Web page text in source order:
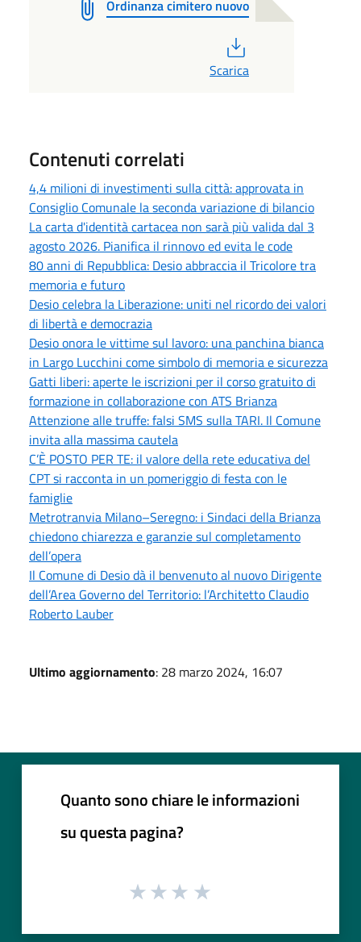
Ordinanza cimitero nuovo
Scarica
Contenuti correlati
4,4 milioni di investimenti sulla città: approvata in
Consiglio Comunale la seconda variazione di bilancio
La carta d'identità cartacea non sarà più valida dal 3
agosto 2026. Pianifica il rinnovo ed evita le code
80 anni di Repubblica: Desio abbraccia il Tricolore tra
memoria e futuro
Desio celebra la Liberazione: uniti nel ricordo dei valori
di libertà e democrazia
Desio onora le vittime sul lavoro: una panchina bianca
in Largo Lucchini come simbolo di memoria e sicurezza
Gatti liberi: aperte le iscrizioni per il corso gratuito di
formazione in collaborazione con ATS Brianza
Attenzione alle truffe: falsi SMS sulla TARI. Il Comune
invita alla massima cautela
C’È POSTO PER TE: il valore della rete educativa del
CPT si racconta in un pomeriggio di festa con le
famiglie
Metrotranvia Milano–Seregno: i Sindaci della Brianza
chiedono chiarezza e garanzie sul completamento
dell’opera
Il Comune di Desio dà il benvenuto al nuovo Dirigente
dell’Area Governo del Territorio: l’Architetto Claudio
Roberto Lauber
Ultimo aggiornamento: 28 marzo 2024, 16:07
Quanto sono chiare le informazioni
su questa pagina?